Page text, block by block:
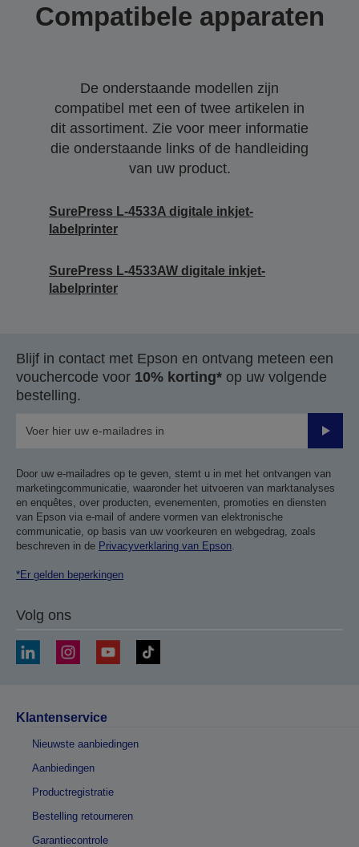
Compatibele apparaten
De onderstaande modellen zijn
compatibel met een of twee artikelen in
dit assortiment. Zie voor meer informatie
die onderstaande links of de handleiding
van uw product.
SurePress L-4533A digitale inkjet-
labelprinter
SurePress L-4533AW digitale inkjet-
labelprinter
Blijf in contact met Epson en ontvang meteen een
vouchercode voor 10% korting* op uw volgende
bestelling.
Door uw e-mailadres op te geven, stemt u in met het ontvangen van
marketingcommunicatie, waaronder het uitvoeren van marktanalyses
en enquêtes, over producten, evenementen, promoties en diensten
van Epson via e-mail of andere vormen van elektronische
communicatie, op basis van uw voorkeuren en webgedrag, zoals
beschreven in de Privacyverklaring van Epson
*Er gelden beperkingen
Volg ons
Klantenservice
Nieuwste aanbiedingen
Aanbiedingen
Productregistratie
Bestelling retourneren
Garantiecontrole